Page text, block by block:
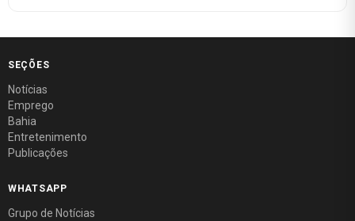
SEÇÕES
Notícias
Emprego
Bahia
Entretenimento
Publicações
WHATSAPP
Grupo de Notícias